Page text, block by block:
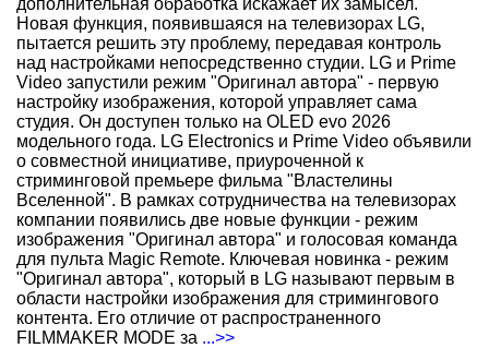
дополнительная обработка искажает их замысел.
Новая функция, появившаяся на телевизорах LG,
пытается решить эту проблему, передавая контроль
над настройками непосредственно студии. LG и Prime
Video запустили режим "Оригинал автора" - первую
настройку изображения, которой управляет сама
студия. Он доступен только на OLED evo 2026
модельного года. LG Electronics и Prime Video объявили
о совместной инициативе, приуроченной к
стриминговой премьере фильма "Властелины
Вселенной". В рамках сотрудничества на телевизорах
компании появились две новые функции - режим
изображения "Оригинал автора" и голосовая команда
для пульта Magic Remote. Ключевая новинка - режим
"Оригинал автора", который в LG называют первым в
области настройки изображения для стримингового
контента. Его отличие от распространенного
FILMMAKER MODE за ...>>